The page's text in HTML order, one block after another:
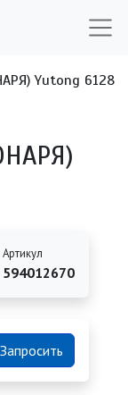
Yutong 6128
Артикул
594012670
Запросить